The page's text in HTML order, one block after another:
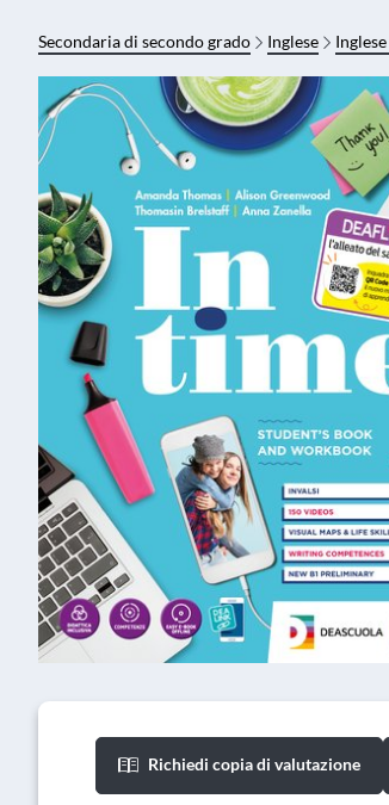
Secondaria di secondo grado Inglese
Richiedi copia di valutazione